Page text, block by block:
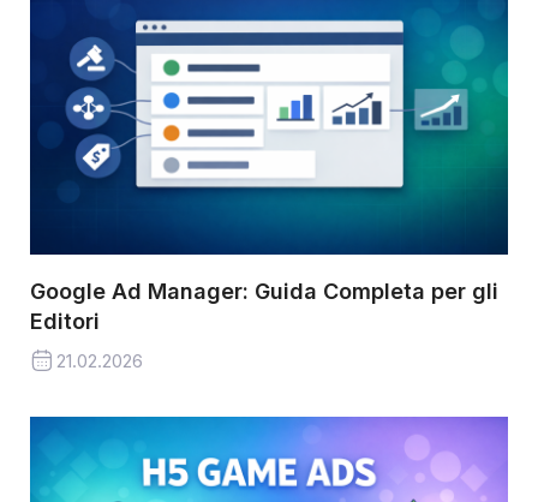
Google Ad Manager: Guida Completa per gli
Editori
21.02.2026